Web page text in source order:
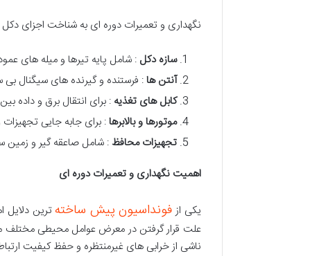
نگهداری و تعمیرات دوره ای به شناخت اجزای
سازه دکل : شامل پایه تیرها و میله های
آنتن ها: فرستنده و گیرنده های سیگنال بی
کابل های تغذیه: برای انتقال برق و داده
موتورها و بالابرها: برای جابه جایی
تجهیزات محافظ: شامل صاعقه گیر و زمین
اهمیت نگهداری و تعمیرات دوره ای
یکی از فونداسیون پیش ساختهترین دلایل
علت قرار گرفتن در معرض عوامل محیطی مختلف
ناشی از خرابی های غیرمنتظره و حفظ کیفیت